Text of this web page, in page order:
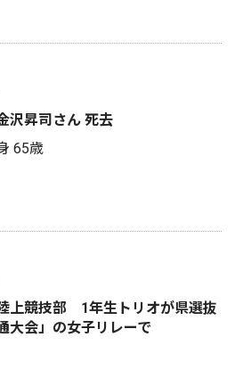
沢昇司さん 死去
65歳
上競技部 1年生トリオが県選抜
会」の女子リレーで